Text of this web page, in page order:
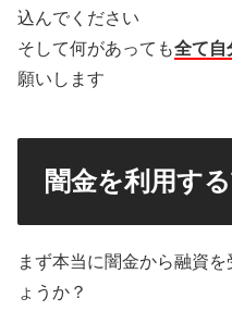
込んでください
そして何があっても全て自
願いします
闇金を利用す
まず本当に闇金から融資
ょうか？